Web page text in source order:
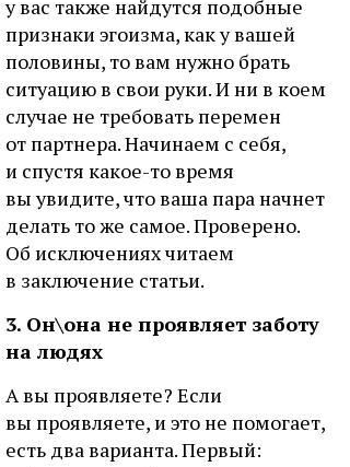
у вас также найдутся подобные
признаки эгоизма, как у вашей
половины, то вам нужно брать
ситуацию в свои руки. И ни в коем
случае не требовать перемен
от партнера. Начинаем с себя,
и спустя какое-то время
вы увидите, что ваша пара начнет
делать то же самое. Проверено.
Об исключениях читаем
в заключение статьи.
3. Он\она не проявляет заботу
на людях
А вы проявляете? Если
вы проявляете, и это не помогает,
есть два варианта. Первый: